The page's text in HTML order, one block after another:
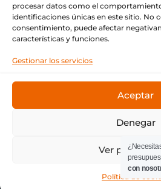
procesar datos como el
identificaciones únicas en este sitio. No
consentimiento, puede afectar
características y funciones.
Gestionar los servicios
Aceptar
Denegar
Ver
Política de
Carrer Pompeu
08860
de siempre.
con